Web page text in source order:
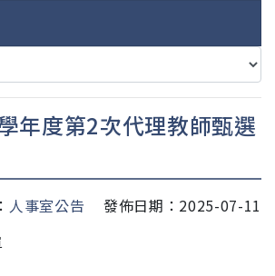
年度第2次代理教師甄選
人事室公告
發佈日期：2025-07-11